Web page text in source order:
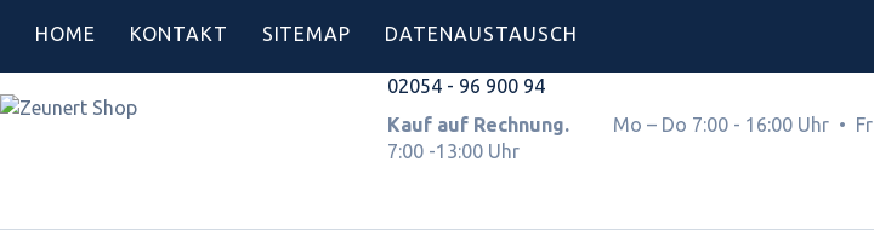
HOME KONTAKT SITEMAP DATENAUSTAUSCH
02054 - 96 900 94
Kauf auf Rechnung. Mo – Do 7:00 - 16:00 Uhr • Fr
7:00 -13:00 Uhr